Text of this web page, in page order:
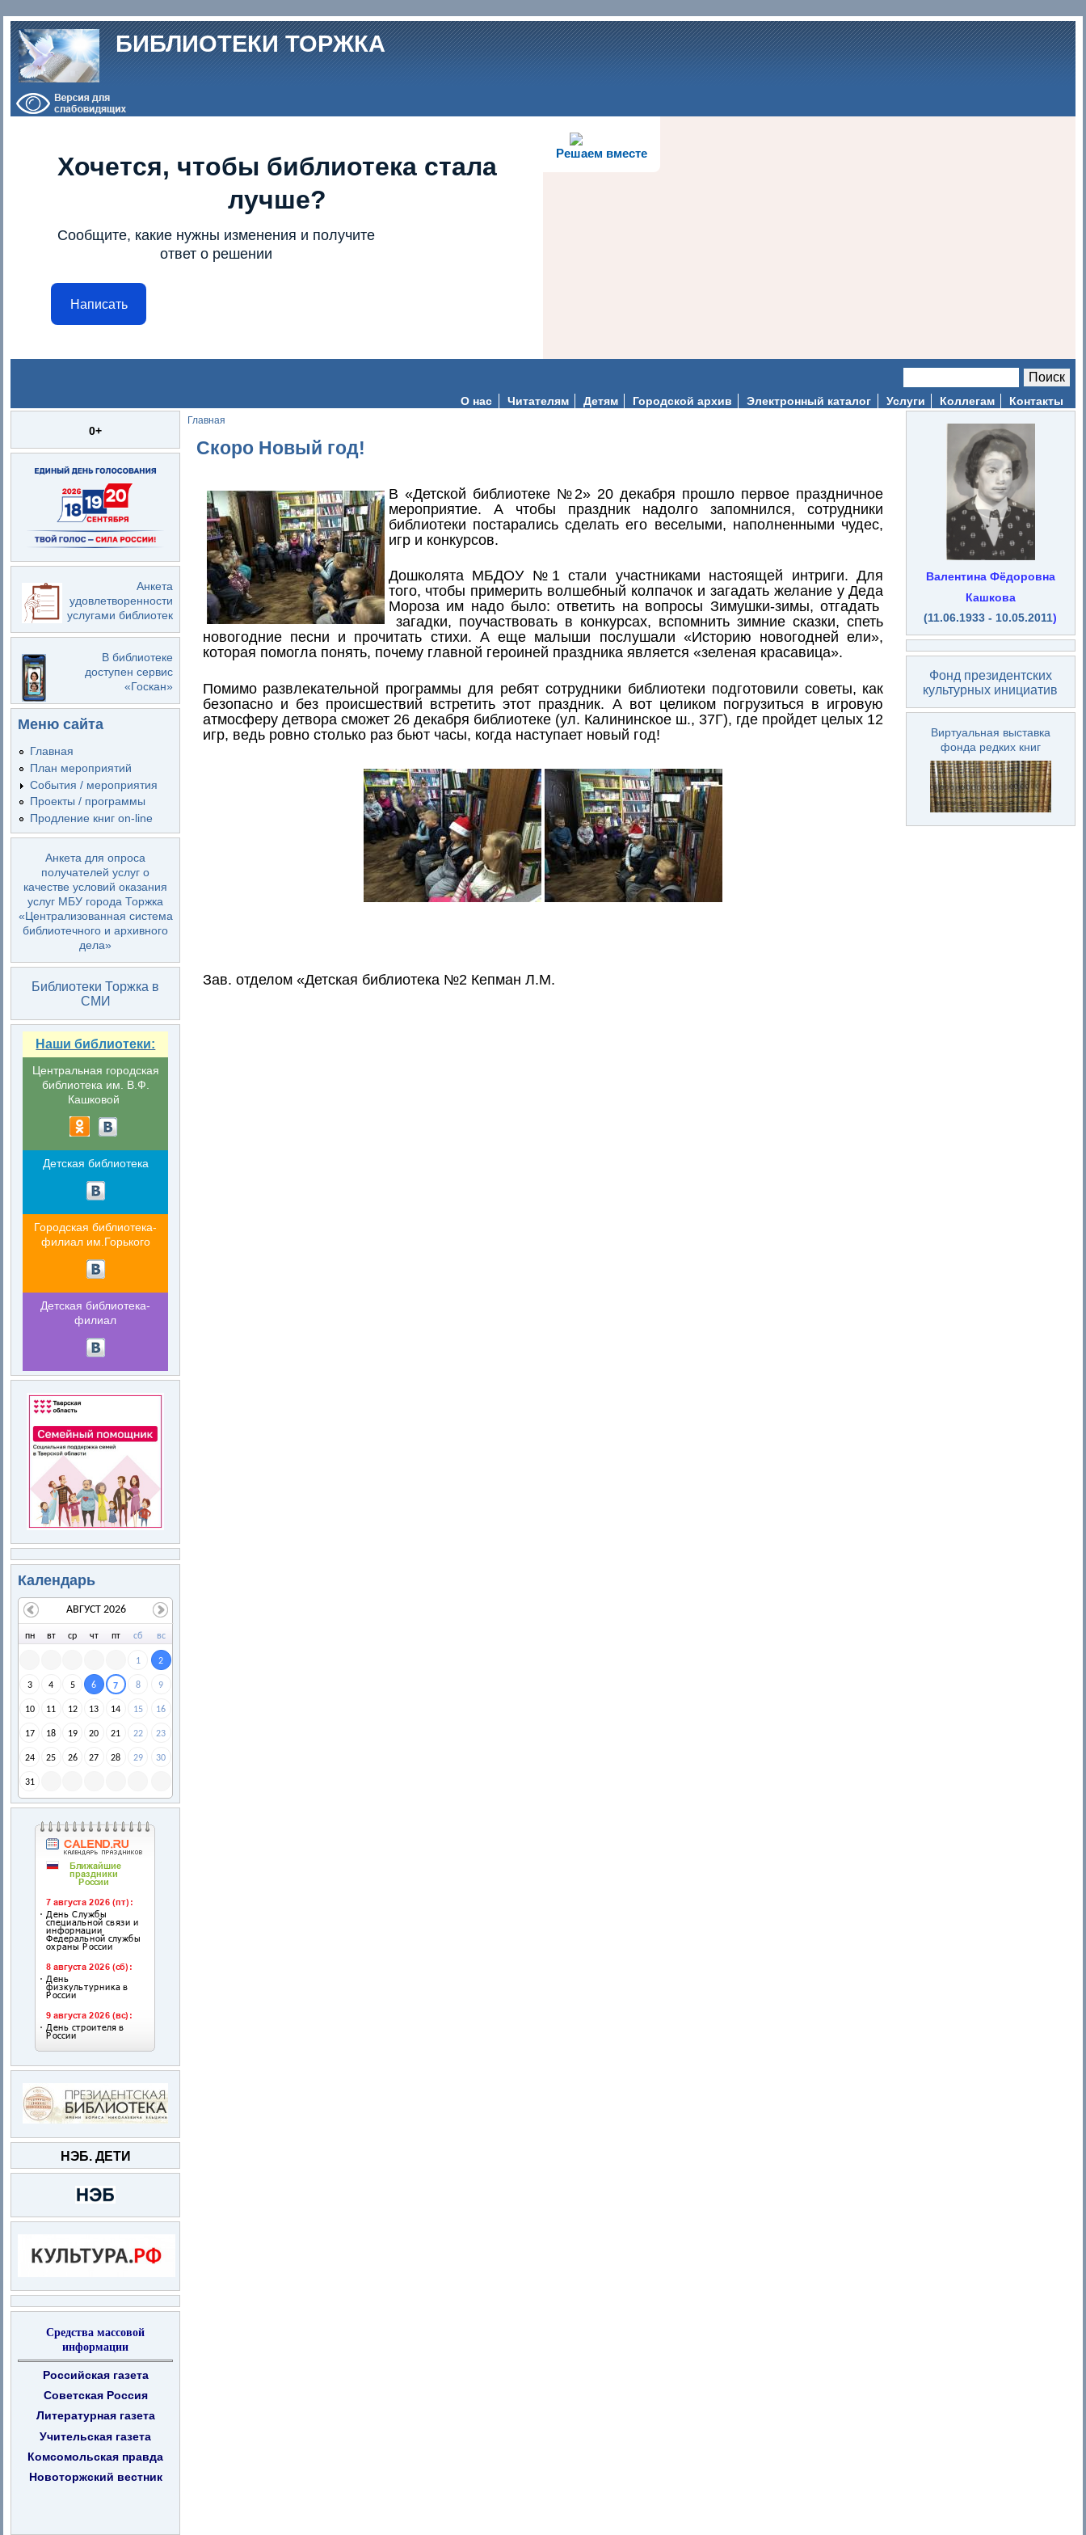
Перейти к основному содержанию
БИБЛИОТЕКИ ТОРЖКА
Решаем вместе
Хочется, чтобы библиотека стала
лучше?
Сообщите, какие нужны изменения и получите
ответ о решении
Написать
Форма поиска
О нас Читателям Детям Городской архив Электронный каталог Услуги Коллегам Контакты
0+
Анкета
удовлетворенности
услугами библиотек
В библиотеке
доступен сервис
«Госкан»
Меню сайта
Главная
План мероприятий
События / мероприятия
Проекты / программы
Продление книг on-line
Анкета для опроса
получателей услуг о
качестве условий оказания
услуг МБУ города Торжка
«Централизованная система
библиотечного и архивного
дела»
Библиотеки Торжка в
СМИ
Наши библиотеки:
Центральная городская
библиотека им. В.Ф.
Кашковой
Детская библиотека
Городская библиотека-
филиал им.Горького
Детская библиотека-
филиал
Календарь
пн вт ср чт пт сб вс
1 2
3 4 5 6 7 8 9
10 11 12 13 14 15 16
17 18 19 20 21 22 23
24 25 26 27 28 29 30
31
АВГУСТ 2026
НЭБ. ДЕТИ
Средства массовой
информации
Российская газета
Советская Россия
Литературная газета
Учительская газета
Комсомольская правда
Новоторжский вестник
Главная
Скоро Новый год!
В «Детской библиотеке №2» 20 декабря прошло первое праздничное
мероприятие. А чтобы праздник надолго запомнился, сотрудники
библиотеки постарались сделать его веселыми, наполненными чудес,
игр и конкурсов.
Дошколята МБДОУ №1 стали участниками настоящей интриги. Для
того, чтобы примерить волшебный колпачок и загадать желание у Деда
Мороза им надо было: ответить на вопросы Зимушки-зимы, отгадать
загадки, поучаствовать в конкурсах, вспомнить зимние сказки, спеть
новогодние песни и прочитать стихи. А еще малыши послушали «Историю новогодней ели»,
которая помогла понять, почему главной героиней праздника является «зеленая красавица».
Помимо развлекательной программы для ребят сотрудники библиотеки подготовили советы, как
безопасно и без происшествий встретить этот праздник. А вот целиком погрузиться в игровую
атмосферу детвора сможет 26 декабря библиотеке (ул. Калининское ш., 37Г), где пройдет целых 12
игр, ведь ровно столько раз бьют часы, когда наступает новый год!
Зав. отделом «Детская библиотека №2 Кепман Л.М.
Валентина Фёдоровна
Кашкова
(11.06.1933 - 10.05.2011)
Фонд президентских
культурных инициатив
Виртуальная выставка
фонда редких книг